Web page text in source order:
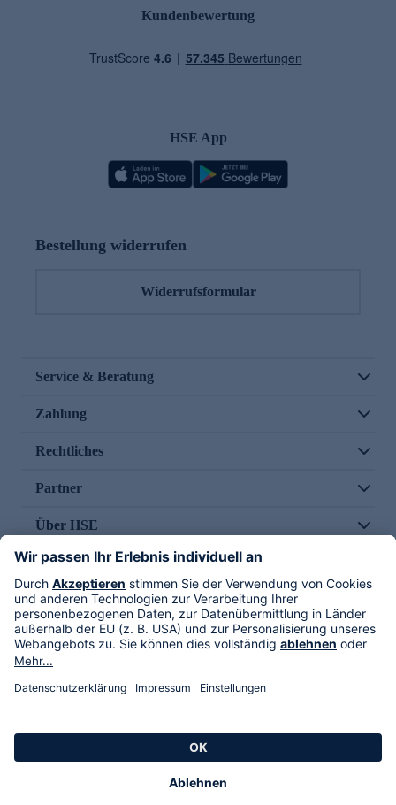
Kundenbewertung
HSE App
Bestellung widerrufen
Widerrufsformular
Service & Beratung
Zahlung
Rechtliches
Partner
Über HSE
Im TV
HSE International